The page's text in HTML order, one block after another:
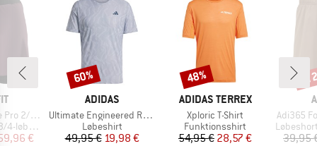
1 Shorts
pris
€
MÆRKE
ADIDAS
Artikel
Ultimate Engineered Running Tee
Produktgruppe
Løbeshirt
Pris
49,95 €Nedsat pris
19,98 €
Rabat
60%
MÆRKE
ADIDAS TERREX
Artikel
Xploric T-Shirt
Produktgruppe
Funktionsshirt
Pris
54,95 €Nedsat pris
28,57 €
Rabat
48%
Artikel
Adi365
Løbeshorts
39,95